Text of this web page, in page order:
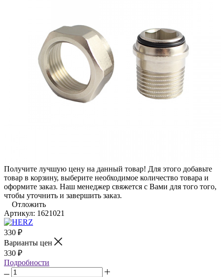
Получите лучшую цену на данный товар! Для этого добавьте
товар в корзину, выберите необходимое количество товара и
оформите заказ. Наш менеджер свяжется с Вами для того того,
чтобы уточнить и завершить заказ.
Отложить
Артикул: 1621021
330 ₽
Варианты цен
330 ₽
Подробности